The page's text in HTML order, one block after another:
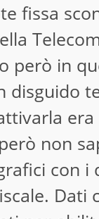
fissa
però in
disguido
era
non
con i
Dati